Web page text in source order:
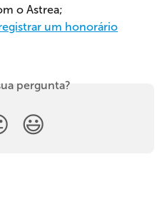
o Astrea;
um honorário
pergunta?
😃